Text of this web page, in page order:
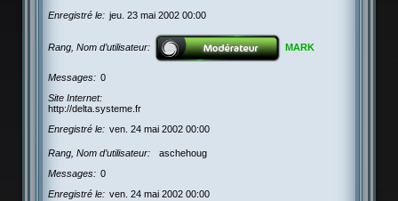
Enregistré le
jeu. 23 mai 2002 00:00
Rang, Nom d’utilisateur MARK
Messages
0
Site Internet
http://delta.systeme.fr
Enregistré le
ven. 24 mai 2002 00:00
Rang, Nom d’utilisateur
aschehoug
Messages
0
Enregistré le
ven. 24 mai 2002 00:00